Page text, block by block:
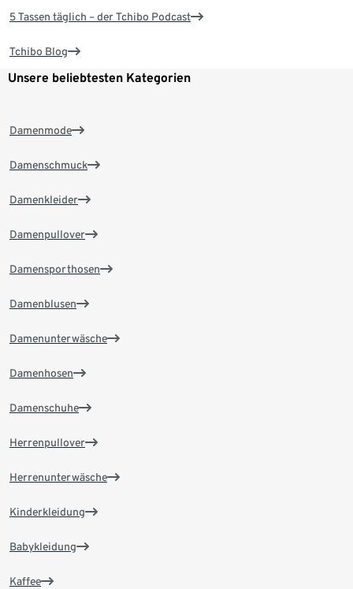
5 Tassen täglich – der Tchibo Podcast
Tchibo Blog
Unsere beliebtesten Kategorien
Damenmode
Damenschmuck
Damenkleider
Damenpullover
Damensporthosen
Damenblusen
Damenunterwäsche
Damenhosen
Damenschuhe
Herrenpullover
Herrenunterwäsche
Kinderkleidung
Babykleidung
Kaffee